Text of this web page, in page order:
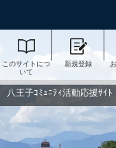
このサイトにつ
いて
新規登録
八王子ｺﾐｭﾆﾃｨ活動応援ｻｲ